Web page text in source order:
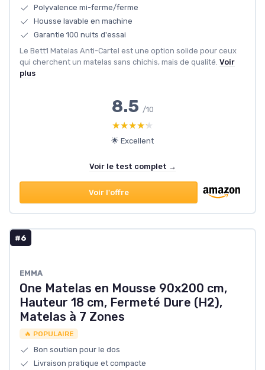
Polyvalence mi-ferme/ferme
Housse lavable en machine
Garantie 100 nuits d'essai
Le Bett1 Matelas Anti-Cartel est une option solide pour ceux
qui cherchent un matelas sans chichis, mais de qualité. Voir
plus
8.5 /10
★★★★★
★★★★★
🌟 Excellent
Voir le test complet →
Voir l'offre
#6
EMMA
One Matelas en Mousse 90x200 cm,
Hauteur 18 cm, Fermeté Dure (H2),
Matelas à 7 Zones
🔥 POPULAIRE
Bon soutien pour le dos
Livraison pratique et compacte